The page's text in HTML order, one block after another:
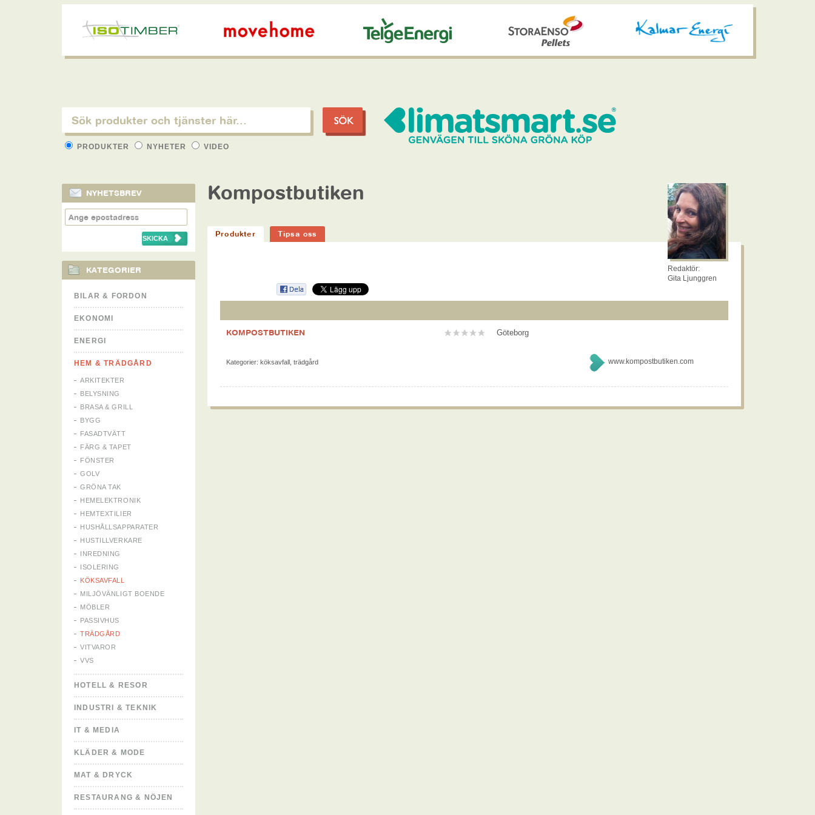
PRODUKTER NYHETER VIDEO
NYHETSBREV
KATEGORIER
BILAR & FORDON
EKONOMI
ENERGI
HEM & TRÄDGÅRD
ARKITEKTER
BELYSNING
BRASA & GRILL
BYGG
FASADTVÄTT
FÄRG & TAPET
FÖNSTER
GOLV
GRÖNA TAK
HEMELEKTRONIK
HEMTEXTILIER
HUSHÅLLSAPPARATER
HUSTILLVERKARE
INREDNING
ISOLERING
KÖKSAVFALL
MILJÖVÄNLIGT BOENDE
MÖBLER
PASSIVHUS
TRÄDGÅRD
VITVAROR
VVS
HOTELL & RESOR
INDUSTRI & TEKNIK
IT & MEDIA
KLÄDER & MODE
MAT & DRYCK
RESTAURANG & NÖJEN
Kompostbutiken
Produkter Tipsa oss
Redaktör:
Gita Ljunggren
KOMPOSTBUTIKEN Göteborg
www.kompostbutiken.com
Kategorier: köksavfall trädgård